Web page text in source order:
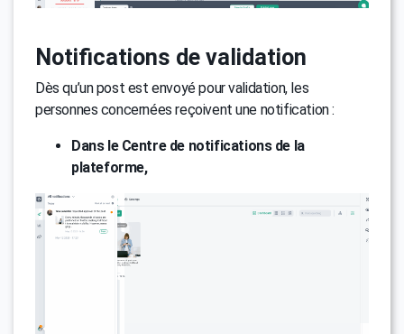
Notifications de validation
Dès qu’un post est envoyé pour validation, les
personnes concernées reçoivent une notification :
Dans le Centre de notifications de la
plateforme,